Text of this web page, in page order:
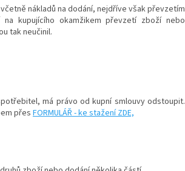
nákladů na dodání, nejdříve však převzetím
kupujícího okamžikem převzetí zboží nebo
tak neučinil.
má právo od kupní smlouvy odstoupit.
přesFORMULÁŘ - ke stažení ZDE,